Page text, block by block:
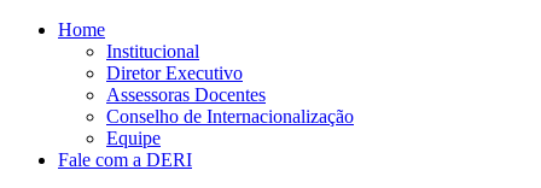
Home
Institucional
Diretor Executivo
Assessoras Docentes
Conselho de Internacionalização
Equipe
Fale com a DERI